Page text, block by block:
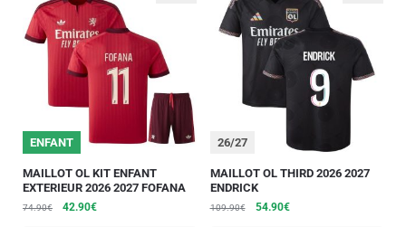
ENFANT
MAILLOT OL KIT ENFANT
EXTERIEUR 2026 2027 FOFANA
74.90€ 42.90€
26/27
MAILLOT OL THIRD 2026 2027
ENDRICK
109.90€ 54.90€